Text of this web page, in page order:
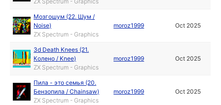
Мозгошум (22. Шум /
Noise)
ZX Spectrum - Graphics
moroz1999 Oct 2025
3d Death Knees (21.
Колено / Knee)
ZX Spectrum - Graphics
moroz1999 Oct 2025
Пила - это семья (20.
Бензопила / Chainsaw)
ZX Spectrum - Graphics
moroz1999 Oct 2025